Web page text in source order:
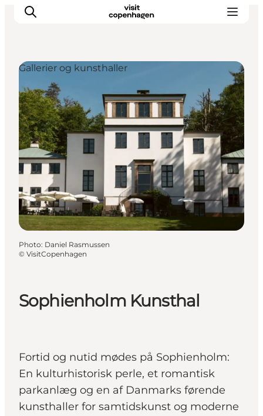
Aktiviteter
Mat och dryck
Planera din resa
Sophienholm Kunsthal
Fortid og nutid mødes på Sophienholm:
En kulturhistorisk perle, et romantisk
parkanlæg og en af Danmarks førende
kunsthaller for samtidskunst og moderne
Gallerier og kunsthaller
Photo: Daniel Rasmussen
© VisitCopenhagen